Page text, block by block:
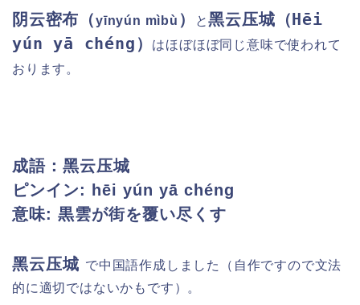
阴云密布（yīnyún mìbù ） と黑云压城（Hēi
yún yā chéng）
はほぼほぼ同じ意味で使われて
おります。
成語： 黑云压城
ピンイン: hēi yún yā chéng
意味: 黒雲が街を覆い尽くす
黑云压城 で中国語作成しました（自作ですので文法
的に適切ではないかもです）。